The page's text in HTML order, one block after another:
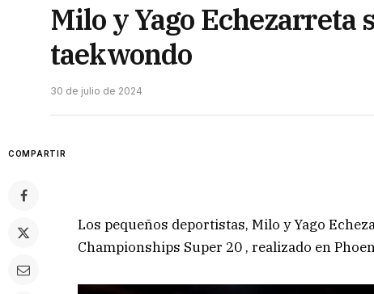
Milo y Yago
taekwondo
30 de julio de 2024
COMPARTIR
Los pequeños deportistas, Milo y Yago
Championships Super 20 , realizado en